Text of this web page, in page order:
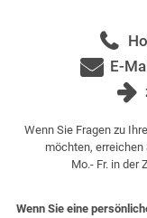
E-
Wenn Sie Fragen zu
möchten, erreichen
Mo.- Fr. in der
Wenn Sie eine